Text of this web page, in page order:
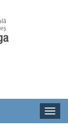
Toggle